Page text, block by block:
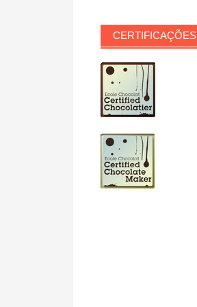
CERTIFICAÇÕES